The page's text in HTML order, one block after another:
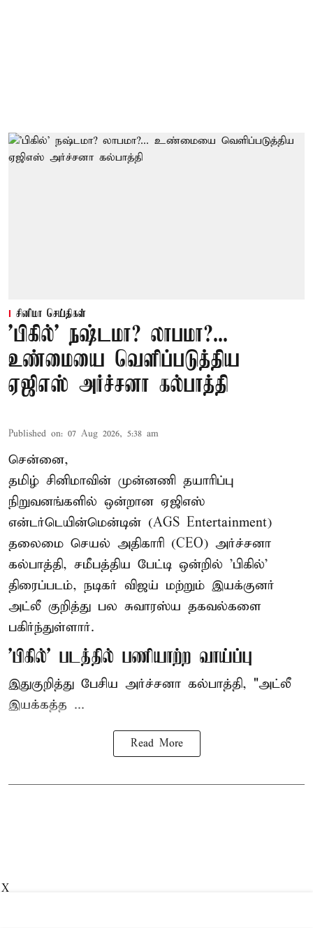
சினிமா செய்திகள்
'பிகில்' நஷ்டமா? லாபமா?...
உண்மையை வெளிப்படுத்திய
ஏஜிஎஸ் அர்ச்சனா கல்பாத்தி
Published on: 07 Aug 2026, 5:38 am
சென்னை,
தமிழ் சினிமாவின் முன்னணி தயாரிப்பு
நிறுவனங்களில் ஒன்றான ஏஜிஎஸ்
என்டர்டெயின்மென்டின் (AGS Entertainment)
தலைமை செயல் அதிகாரி (CEO) அர்ச்சனா
கல்பாத்தி, சமீபத்திய பேட்டி ஒன்றில் 'பிகில்'
திரைப்படம், நடிகர் விஜய் மற்றும் இயக்குனர்
அட்லீ குறித்து பல சுவாரஸ்ய தகவல்களை
பகிர்ந்துள்ளார்.
'பிகில்' படத்தில் பணியாற்ற வாய்ப்பு
இதுகுறித்து பேசிய அர்ச்சனா கல்பாத்தி, "அட்லீ
இயக்கத்த ...
Read More
X